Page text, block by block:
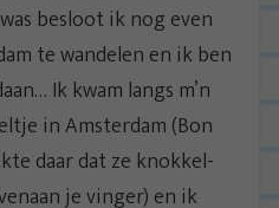
besloot ik nog even
te wandelen en ik ben
Ik kwam langs m’n
in Amsterdam (Bon
daar dat ze knokkel-
je vinger) en ik